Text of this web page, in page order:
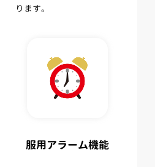
ります。
服用アラーム機能